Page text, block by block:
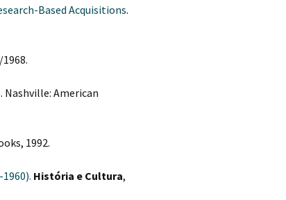
Based Acquisitions.
. Nashville: American
1992.
História e Cultura,